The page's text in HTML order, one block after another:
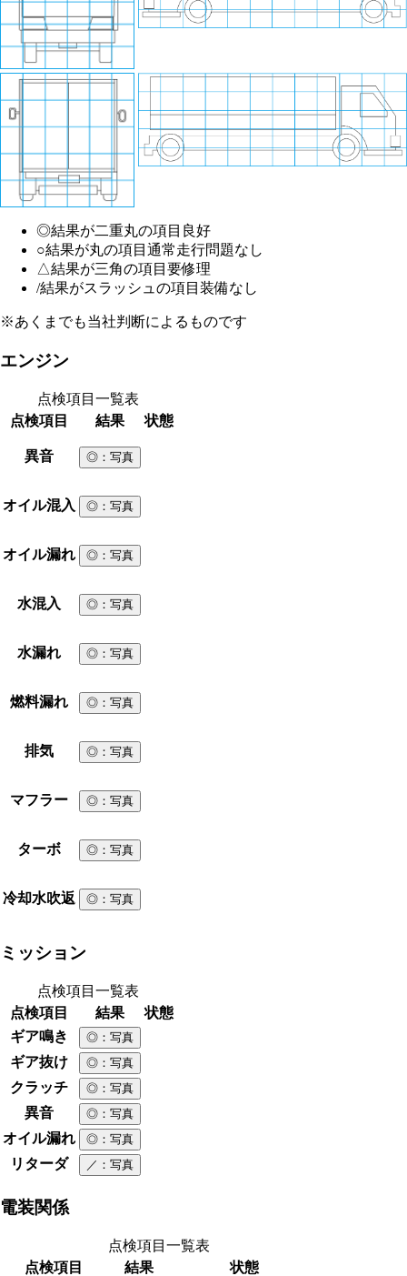
◎結果が二重丸の項目 良好
○結果が丸の項目 通常走行問題なし
△結果が三角の項目 要修理
/結果がスラッシュの項目 装備なし
※あくまでも当社判断によるものです
エンジン
点検項目一覧表
点検項目
結果 状態
異音 ◎ ：写真
オイル混入 ◎ ：写真
オイル漏れ ◎ ：写真
水混入 ◎ ：写真
水漏れ ◎ ：写真
燃料漏れ ◎ ：写真
排気 ◎ ：写真
マフラー ◎ ：写真
ターボ ◎ ：写真
冷却水吹返 ◎ ：写真
ミッション
点検項目一覧表
点検項目
結果
状態
ギア鳴き
◎ ：写真
ギア抜け ◎ ：写真
クラッチ ◎ ：写真
異音 ◎ ：写真
オイル漏れ ◎ ：写真
リターダ ／ ：写真
電装関係
点検項目一覧表
点検項目
結果
状態